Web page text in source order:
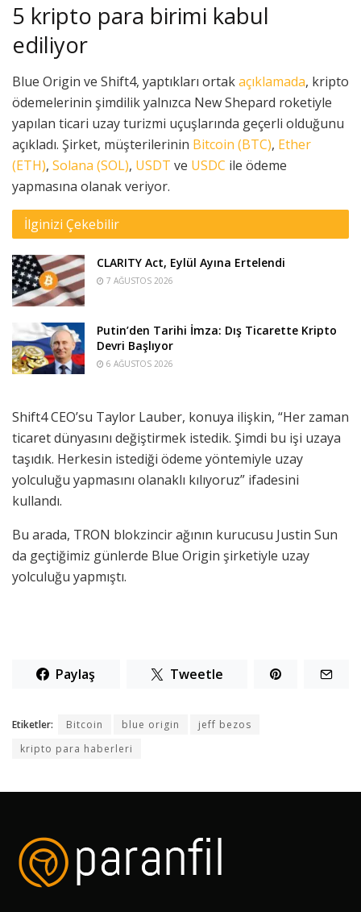
5 kripto para birimi kabul
ediliyor
Blue Origin ve Shift4, yaptıkları ortakaçıklamada, kripto
ödemelerinin şimdilik yalnızca New Shepard roketiyle
yapılan ticari uzay turizmi uçuşlarında geçerli olduğunu
açıkladı. Şirket, müşterilerinin Bitcoin (BTC), Ether
(ETH), Solana (SOL), USDT ve USDC ile ödeme
yapmasına olanak veriyor.
İlginizi Çekebilir
CLARITY Act, Eylül Ayına Ertelendi
7 AĞUSTOS 2026
Putin’den Tarihi İmza: Dış Ticarette Kripto
Devri Başlıyor
6 AĞUSTOS 2026
Shift4 CEO’su Taylor Lauber, konuya ilişkin, “Her zaman
ticaret dünyasını değiştirmek istedik. Şimdi bu işi uzaya
taşıdık. Herkesin istediği ödeme yöntemiyle uzay
yolculuğu yapmasını olanaklı kılıyoruz” ifadesini
kullandı.
Bu arada, TRON blokzincir ağının kurucusu Justin Sun
da geçtiğimiz günlerde Blue Origin şirketiyle uzay
yolculuğu yapmıştı.
Paylaş Tweetle
Etiketler: Bitcoin blue origin
jeff bezos
kripto para haberleri